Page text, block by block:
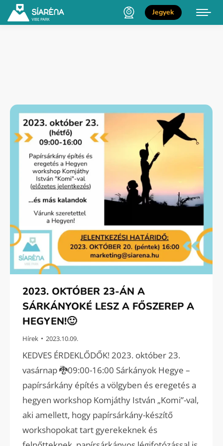
Jegyek
2023. OKTÓBER 23-ÁN A
SÁRKÁNYOKÉ LESZ A FŐSZEREP A
HEGYEN!🙂
Hírek 2023.10.09.
KEDVES ÉRDEKLŐDŐK! 2023. október 23.
vasárnap 🐉09:00-16:00 Sárkányok Hegye –
papírsárkány építés a völgyben és eregetés a
hegyen workshop Komjáthy István „Komi”-val,
aki amellett, hogy papírsárkány-készítő
workshopokat tart gyerekeknek és